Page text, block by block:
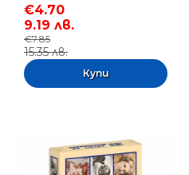
€4.70
9.19 лв.
€7.85
15.35 лв.